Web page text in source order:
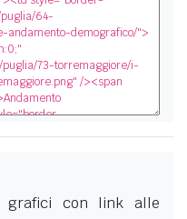
grafici con link alle